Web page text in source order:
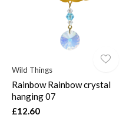
Wild Things
Rainbow Rainbow crystal
hanging 07
£12.60